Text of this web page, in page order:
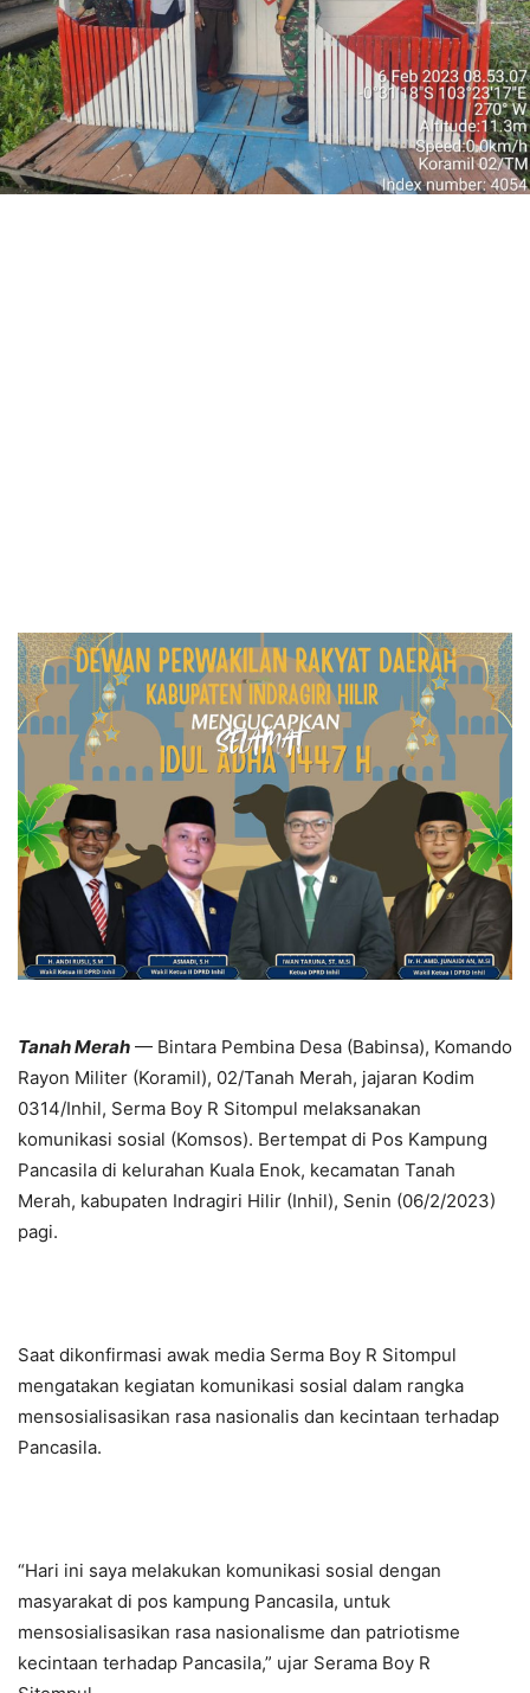
Tanah Merah — Bintara Pembina Desa (Babinsa), Komando
Rayon Militer (Koramil), 02/Tanah Merah, jajaran Kodim
0314/Inhil, Serma Boy R Sitompul melaksanakan
komunikasi sosial (Komsos). Bertempat di Pos Kampung
Pancasila di kelurahan Kuala Enok, kecamatan Tanah
Merah, kabupaten Indragiri Hilir (Inhil), Senin (06/2/2023)
pagi.
Saat dikonfirmasi awak media Serma Boy R Sitompul
mengatakan kegiatan komunikasi sosial dalam rangka
mensosialisasikan rasa nasionalis dan kecintaan terhadap
Pancasila.
“Hari ini saya melakukan komunikasi sosial dengan
masyarakat di pos kampung Pancasila, untuk
mensosialisasikan rasa nasionalisme dan patriotisme
kecintaan terhadap Pancasila,” ujar Serama Boy R